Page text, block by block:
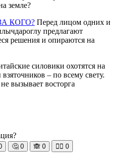
земле?
КОГО? Перед лицом одних и
предлагают
решения и опираются на
силовики охотятся на
– по всему свету.
вызывает восторга
🤔 0 🙈 0 🧘‍♀️ 0